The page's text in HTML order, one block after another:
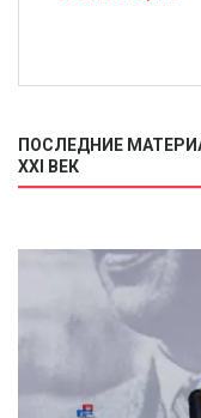
ПОСЛЕДНИЕ
XXI ВЕК